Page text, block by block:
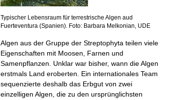
Typischer Lebensraum für terrestrische Algen aud
Fuerteventura (Spanien). Foto: Barbara Melkonian, UDE
Algen aus der Gruppe der Streptophyta teilen viele
Eigenschaften mit Moosen, Farnen und
Samenpflanzen. Unklar war bisher, wann die Algen
erstmals Land eroberten. Ein internationales Team
sequenzierte deshalb das Erbgut von zwei
einzelligen Algen, die zu den ursprünglichsten